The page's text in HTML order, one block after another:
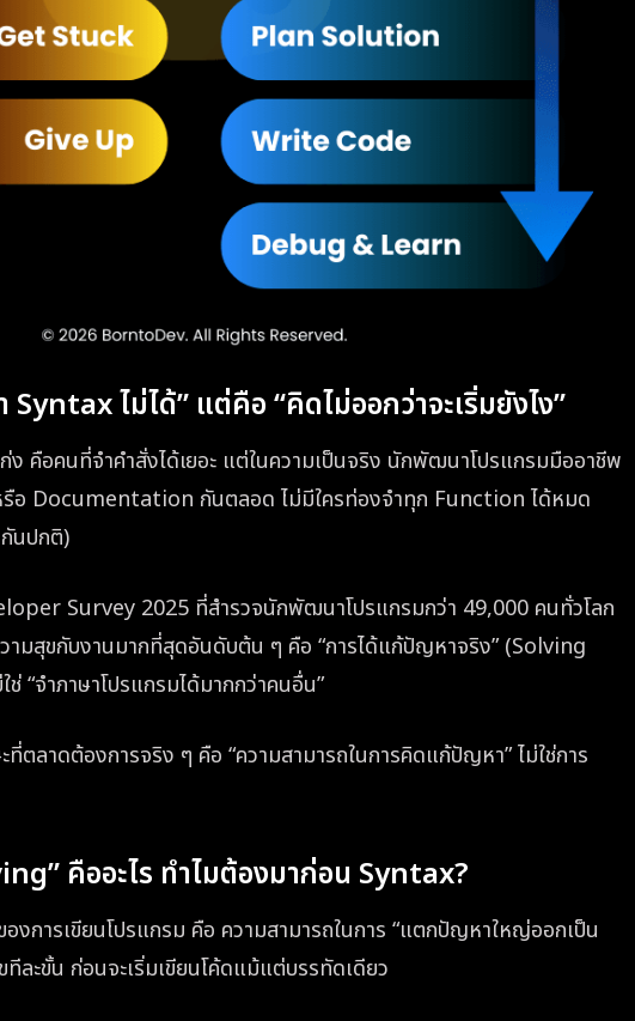
Syntax ไม่ได้” แต่คือ “คิดไม่ออกว่าจะเริ่มยังไง”
ง คือคนที่จำคำสั่งได้เยอะ แต่ในความเป็นจริง นักพัฒนาโปรแกรมมืออาชีพ
รือ Documentation กันตลอด ไม่มีใครท่องจำทุก Function ได้หมด
นปกติ)
Survey 2025 ที่สำรวจนักพัฒนาโปรแกรมกว่า 49,000 คนทั่วโลก
มสุขกับงานมากที่สุดอันดับต้น ๆ คือ “การได้แก้ปัญหาจริง” (Solving
“จำภาษาโปรแกรมได้มากกว่าคนอื่น”
ลาดต้องการจริง ๆ คือ “ความสามารถในการคิดแก้ปัญหา” ไม่ใช่การ
คืออะไร ทำไมต้องมาก่อน Syntax?
การเขียนโปรแกรม คือ ความสามารถในการ “แตกปัญหาใหญ่ออกเป็น
ละขั้น ก่อนจะเริ่มเขียนโค้ดแม้แต่บรรทัดเดียว